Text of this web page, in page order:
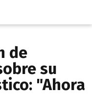
de
su
"Ahora